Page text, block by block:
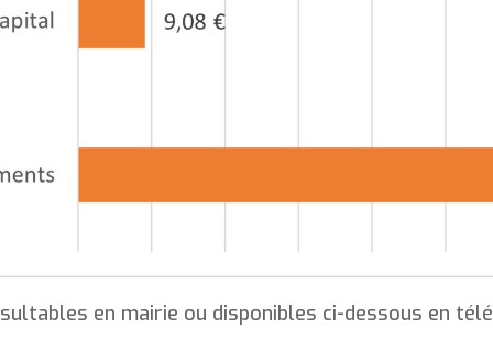
en mairie ou disponibles ci-dessous en